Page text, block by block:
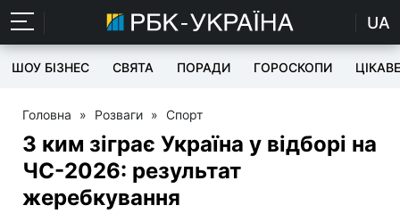
UA
ШОУ БІЗНЕС СВЯТА ПОРАДИ ГОРОСКОПИ ЦІКАВЕ
Головна » Розваги » Спорт
З ким зіграє Україна у відборі на
ЧС-2026: результат
жеребкування